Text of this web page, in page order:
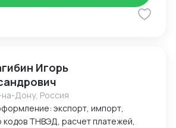
Игорь
Дону, Россия
экспорт, импорт,
кодов ТНВЭД, расчет платежей,